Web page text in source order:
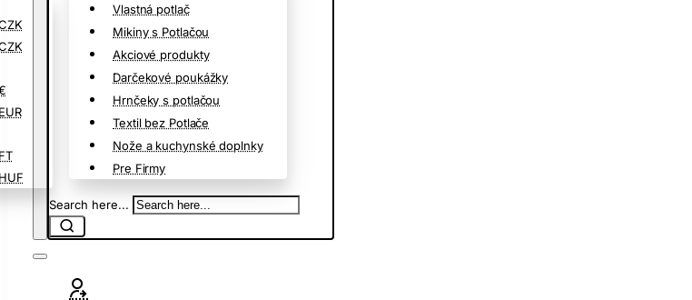
Vlastná potlač
Mikiny s Potlačou
Akciové produkty
Darčekové poukážky
Hrnčeky s potlačou
Textil bez Potlače
Nože a kuchynské doplnky
Pre Firmy
Search here...